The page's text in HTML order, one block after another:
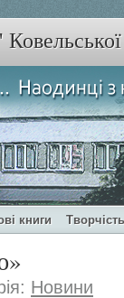
книги
Новини